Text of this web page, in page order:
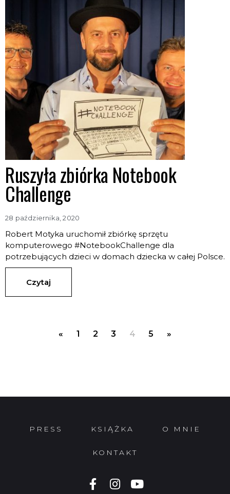
Ruszyła zbiórka Notebook
Challenge
28 października, 2020
Robert Motyka uruchomił zbiórkę sprzętu
komputerowego #NotebookChallenge dla
potrzebujących dzieci w domach dziecka w całej Polsce.
Czytaj
« 1 2 3 4 5 »
PRESS KSIĄŻKA O MNIE
KONTAKT